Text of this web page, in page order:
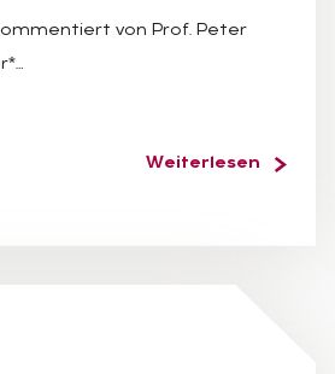
von Prof. Peter
Weiterlesen